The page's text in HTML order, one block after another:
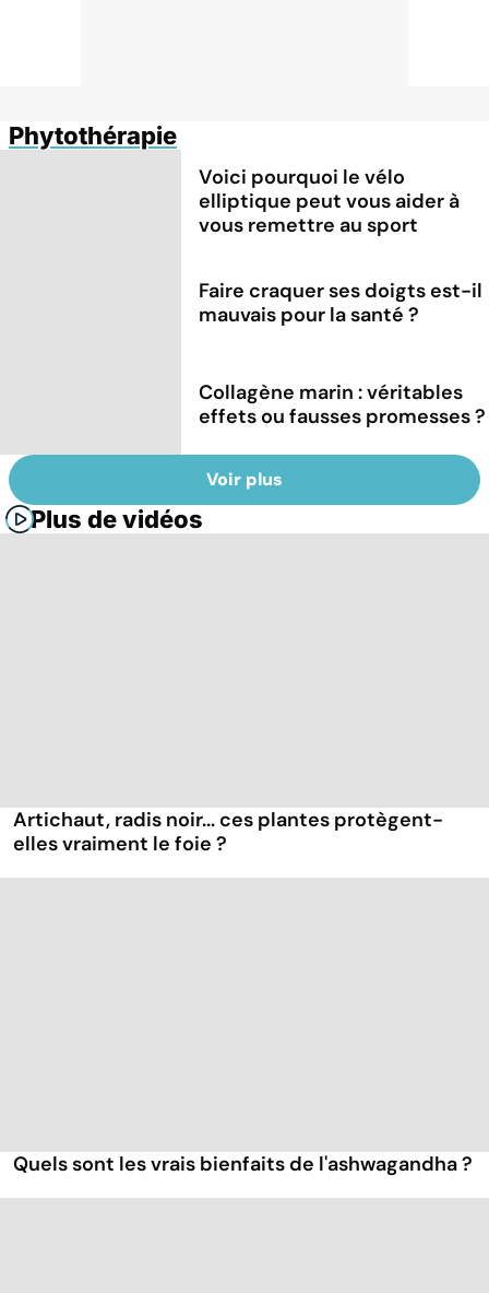
Phytothérapie
Voici pourquoi le vélo
elliptique peut vous aider à
vous remettre au sport
Faire craquer ses doigts est-il
mauvais pour la santé ?
Collagène marin : véritables
effets ou fausses promesses ?
Voir plus
Plus de vidéos
Artichaut, radis noir... ces plantes protègent-
elles vraiment le foie ?
Quels sont les vrais bienfaits de l'ashwagandha ?